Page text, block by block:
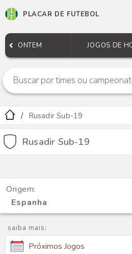
PLACAR DE FUTEBOL
ONTEM JOGOS DE
Rusadir Sub-19
Rusadir Sub-19
Origem:
Espanha
saiba mais:
Próximos Jogos